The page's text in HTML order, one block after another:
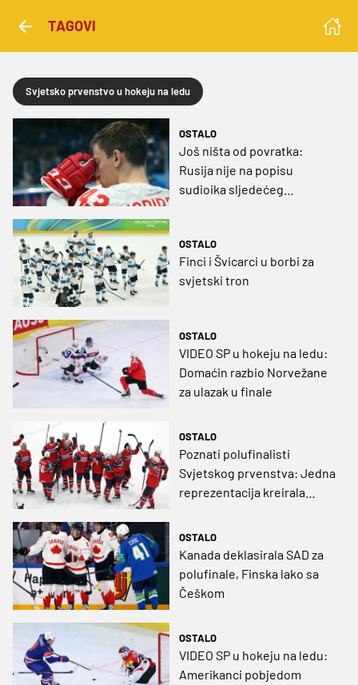
TAGOVI
Svjetsko prvenstvo u hokeju na ledu
OSTALO
Još ništa od povratka:
Rusija nije na popisu
sudioika sljedećeg
OSTALO
Finci i Švicarci u borbi za
svjetski tron
OSTALO
VIDEO SP u hokeju na ledu:
Domaćin razbio Norvežane
za ulazak u finale
OSTALO
Poznati polufinalisti
Svjetskog prvenstva: Jedna
reprezentacija kreirala
OSTALO
Kanada deklasirala SAD za
polufinale, Finska lako sa
Češkom
OSTALO
VIDEO SP u hokeju na ledu:
Amerikanci pobjedom